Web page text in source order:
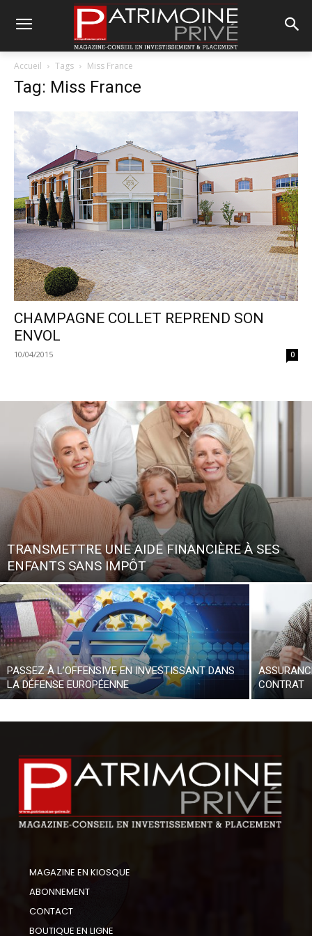
Accueil Tags Miss France
Tag: Miss France
CHAMPAGNE COLLET REPREND SON
ENVOL
10/04/2015 0
TRANSMETTRE UNE AIDE FINANCIÈRE À SES
ENFANTS SANS IMPÔT
PASSEZ À L’OFFENSIVE EN INVESTISSANT DANS
LA DÉFENSE EUROPÉENNE
CONTRAT
MAGAZINE EN KIOSQUE
ABONNEMENT
CONTACT
BOUTIQUE EN LIGNE